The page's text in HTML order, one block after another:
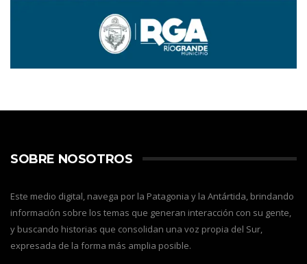
SOBRE NOSOTROS
Este medio digital, navega por la Patagonia y la Antártida, brindando
información sobre los temas que generan interacción con su gente,
y buscando historias que consolidan una voz propia del Sur,
expresada de la forma más amplia posible.